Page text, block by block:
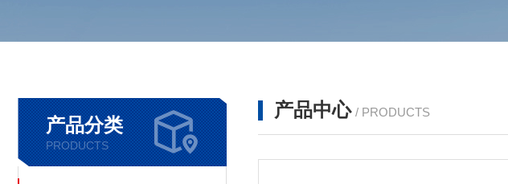
产品分类
PRODUCTS
产品中心 / PRODUCTS